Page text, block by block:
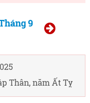
9
Thân, năm Ất Tỵ